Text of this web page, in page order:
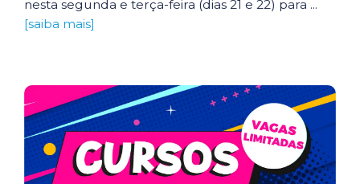
nesta segunda e terça-feira (dias 21 e 22) para ...
[saiba mais]